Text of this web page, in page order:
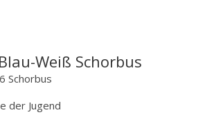
Weiß Schorbus
Schorbus
der Jugend